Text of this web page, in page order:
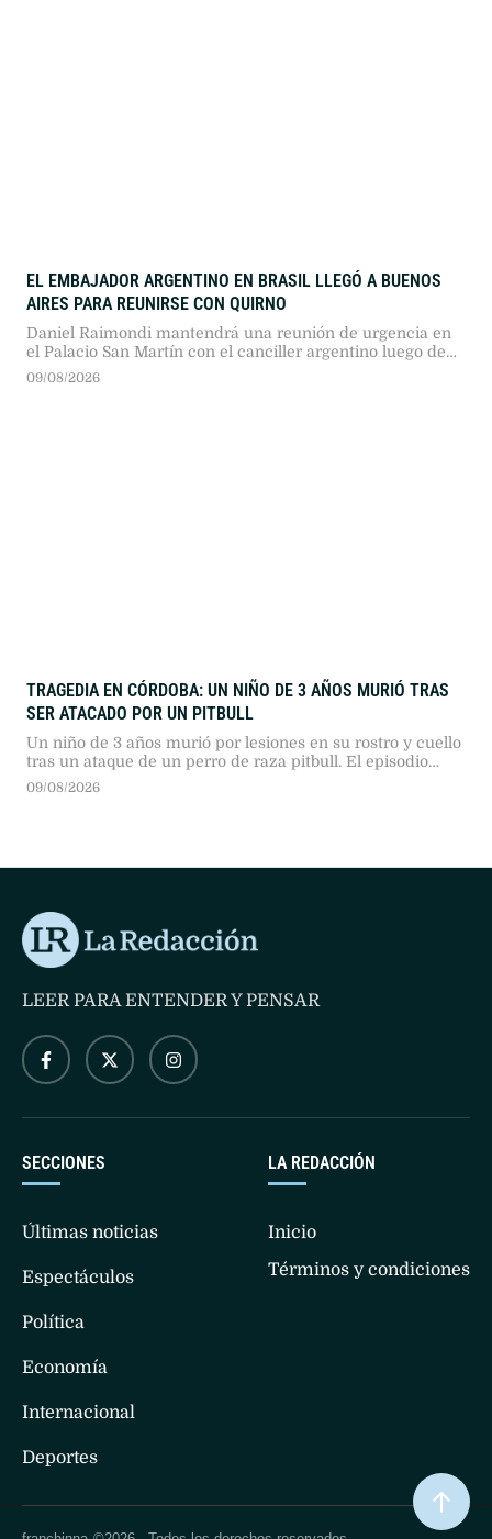
EL EMBAJADOR ARGENTINO EN BRASIL LLEGÓ A BUENOS
AIRES PARA REUNIRSE CON QUIRNO
Daniel Raimondi mantendrá una reunión de urgencia en
el Palacio San Martín con el canciller argentino luego de
los comentarios de Javier Milei hacia Lula da Silva.
09/08/2026
TRAGEDIA EN CÓRDOBA: UN NIÑO DE 3 AÑOS MURIÓ TRAS
SER ATACADO POR UN PITBULL
Un niño de 3 años murió por lesiones en su rostro y cuello
tras un ataque de un perro de raza pitbull. El episodio
ocurrió durante la tarde en una vivienda de barrio Suárez,
09/08/2026
LA REDACCIÓN
Inicio
Términos y condiciones
SECCIONES
Últimas noticias
Espectáculos
Política
Economía
Internacional
Deportes
LEER PARA ENTENDER Y PENSAR